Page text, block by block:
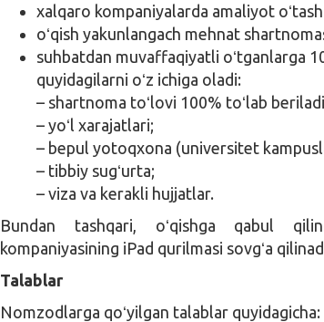
xalqaro kompaniyalarda amaliyot
oʻqish yakunlangach mehnat
suhbatdan muvaffaqiyatli oʻtganlarga
quyidagilarni oʻz ichiga oladi:
– shartnoma toʻlovi 100% toʻlab
– yoʻl xarajatlari;
– bepul yotoqxona (universitet
– tibbiy sugʻurta;
– viza va kerakli hujjatlar.
Bundan tashqari, oʻqishga qabul
kompaniyasining iPad qurilmasi sovgʻa
Talablar
Nomzodlarga qoʻyilgan talablar quyidagicha: